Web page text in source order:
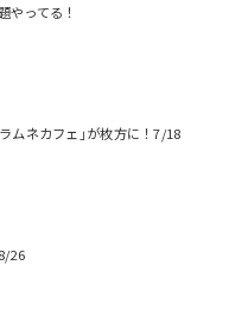
やってる！
ムネカフェ｣が枚方に！7/18
26